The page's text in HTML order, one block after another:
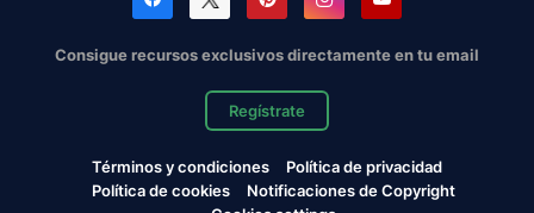
Consigue recursos exclusivos directamente en tu email
Regístrate
Términos y condiciones
Política de privacidad
Política de cookies
Notificaciones de Copyright